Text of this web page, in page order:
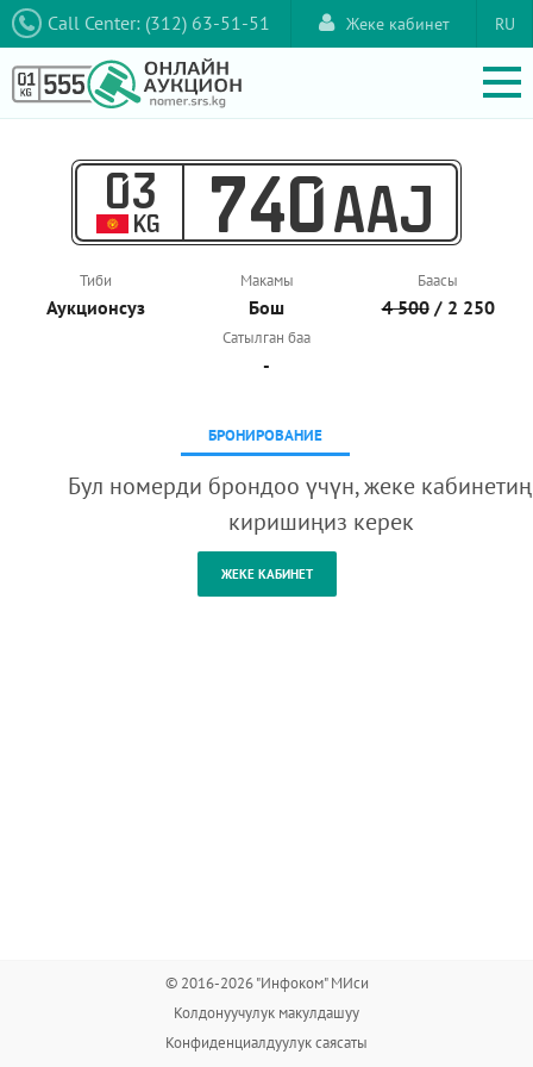
Call Center: (312) 63-51-51 RU
Жеке кабинет
03
KG 740 AAJ
Тиби
Аукционcуз
Макамы
Бош
Баасы
4 500/ 2 250
Сатылган баа
-
БРОНИРОВАНИЕ
Бул номерди брондоо үчүн, жеке
киришиңиз керек
© 2016-2026 "Инфоком" МИси
Колдонуучулук макулдашуу
Конфиденциалдуулук саясаты